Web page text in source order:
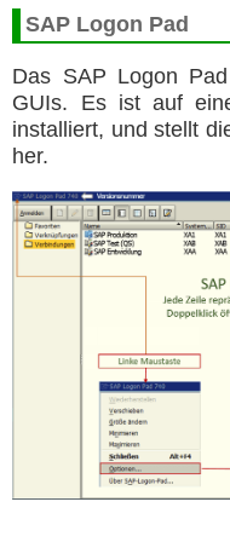
SAP Logon Pad
Das SAP Logon
GUIs. Es ist auf
installiert, und stellt
her.